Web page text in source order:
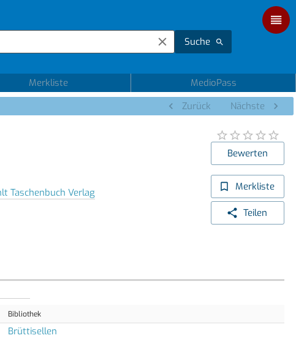
Suche
Merkliste
MedioPass
Zurück Nächste
Taschenbuch Verlag
Bewerten
Merkliste
Teilen
Bibliothek
Brüttisellen